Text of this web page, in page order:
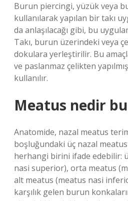
Burun piercingi, yüzük veya
kullanılarak yapılan bir takı
da anlaşılacağı gibi, bu
Takı, burun üzerindeki veya
dokulara yerleştirilir. Bu
ve paslanmaz çelikten
kullanılır.
Meatus nedir
Anatomide, nazal meatus
boşluğundaki üç nazal
herhangi birini ifade edebilir:
nasi superior), orta meatus
alt meatus (meatus nasi
karşılık gelen burun